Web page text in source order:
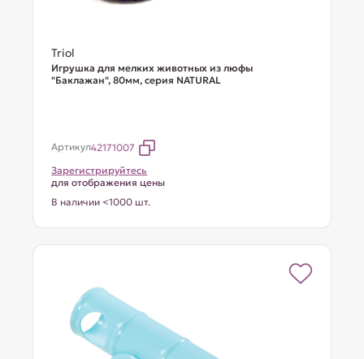
Triol
Игрушка для мелких животных из люфы
"Баклажан", 80мм, серия NATURAL
Артикул42171007
Зарегистрируйтесь
для отображения цены
В наличии <1000 шт.